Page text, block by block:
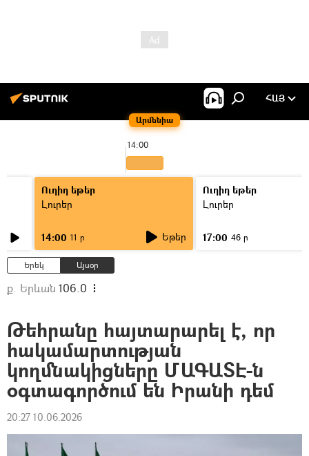
Արմենիա
ՀԱՅ
14:00
Ուղիղ եթեր
Լուրեր
14:00 11 ր Եթեր
Ուղիղ եթեր
Լուրեր
17:00 46 ր
Երեկ Այսօր
ք. Երևան 106.0
Թեհրանը հայտարարել է, որ
հակամարտության
կողմնակիցները ՄԱԳԱՏԷ-ն
օգտագործում են Իրանի դեմ
20:27 10.06.2026